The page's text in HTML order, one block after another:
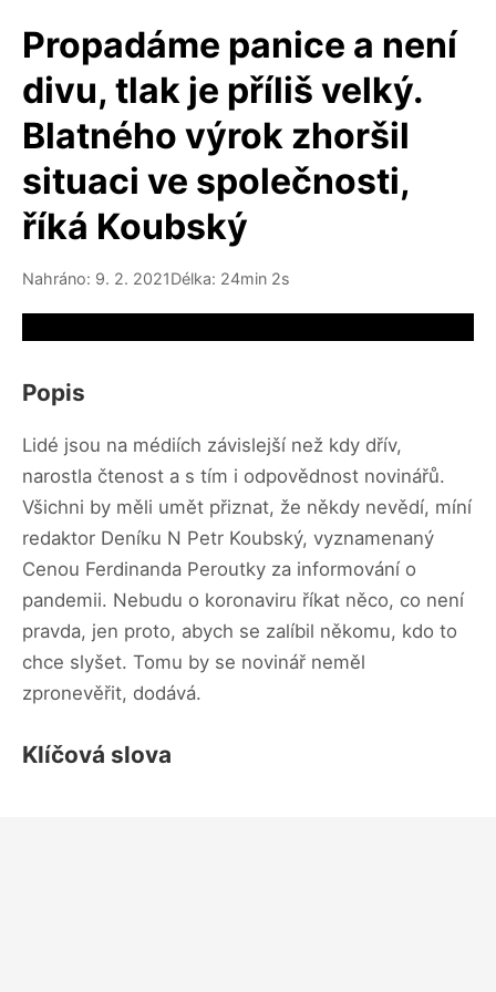
Propadáme panice a není
divu, tlak je příliš velký.
Blatného výrok zhoršil
situaci ve společnosti,
říká Koubský
Nahráno: 9. 2. 2021Délka: 24min 2s
Popis
Lidé jsou na médiích závislejší než kdy dřív,
narostla čtenost a s tím i odpovědnost novinářů.
Všichni by měli umět přiznat, že někdy nevědí, míní
redaktor Deníku N Petr Koubský, vyznamenaný
Cenou Ferdinanda Peroutky za informování o
pandemii. Nebudu o koronaviru říkat něco, co není
pravda, jen proto, abych se zalíbil někomu, kdo to
chce slyšet. Tomu by se novinář neměl
zpronevěřit, dodává.
Klíčová slova